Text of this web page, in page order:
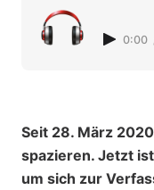
0:00
Seit 28. März
spazieren. Jetzt
um sich zur